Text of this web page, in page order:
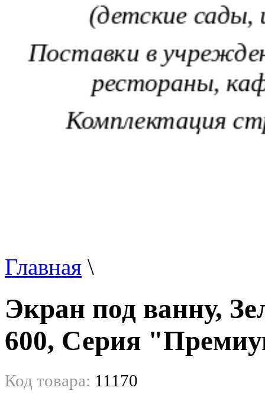
(детские
Поставки в
рестораны,
Комплектация
Главная \
Экран под ванну,
600, Серия
Код товара: 11170